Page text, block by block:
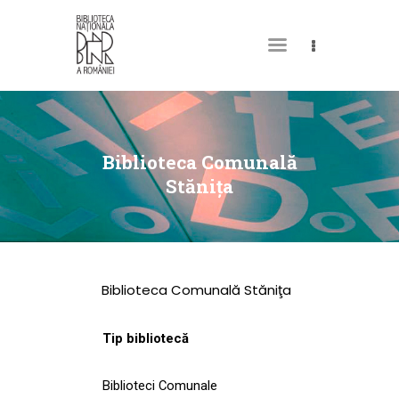
Biblioteca Comunală
Stăniţa
DESPRE NOI
PERMISUL MEU DE
BIBLIOTECĂ
CATALOAGE ȘI
COLECȚII
CULTURALE
NOUTĂȚI
Biblioteca Comunală Stăniţa
Tip bibliotecă
Biblioteci Comunale